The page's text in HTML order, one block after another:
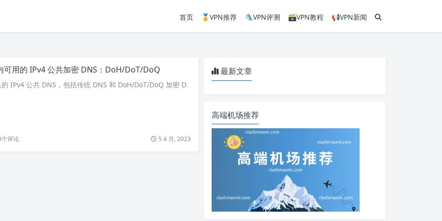
首页 🥇VPN推荐 🛝VPN评测 🗃VPN教程 📢VPN新闻
可用的 IPv4 公共加密 DNS：DoH/DoT/DoQ
IPv4 公共 DNS，包括传统 DNS 和 DoH/DoT/DoQ 加密 D
个评论 5 4 月, 2023
最新文章
高端机场推荐